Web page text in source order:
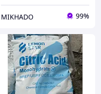
MIKHADO 99%